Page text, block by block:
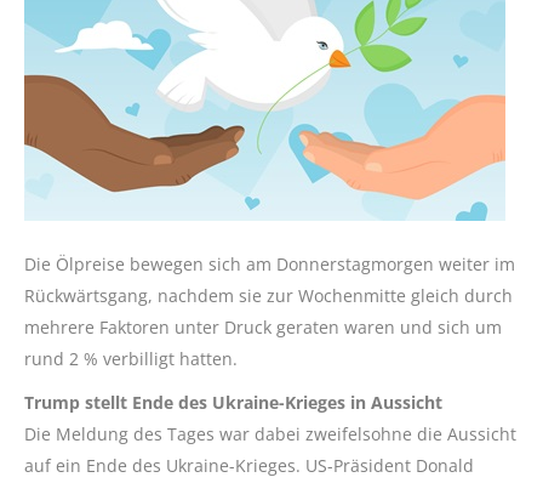
Die Ölpreise bewegen sich am Donnerstagmorgen weiter im
Rückwärtsgang, nachdem sie zur Wochenmitte gleich durch
mehrere Faktoren unter Druck geraten waren und sich um
rund 2 % verbilligt hatten.
Trump stellt Ende des Ukraine-Krieges in Aussicht
Die Meldung des Tages war dabei zweifelsohne die Aussicht
auf ein Ende des Ukraine-Krieges. US-Präsident Donald